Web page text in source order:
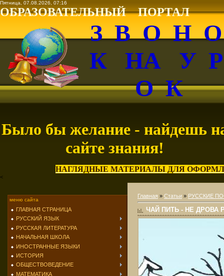
Пятница, 07.08.2026, 07:16
ОБРАЗОВАТЕЛЬНЫЙ ПОРТАЛ
З В О Н
К НА У
О К
Было бы желание - найдешь
сайте знания!
НАГЛЯДНЫЕ МАТЕРИАЛЫ ДЛЯ
<
меню сайта
ГЛАВНАЯ СТРАНИЦА
РУССКИЙ ЯЗЫК
РУССКАЯ ЛИТЕРАТУРА
НАЧАЛЬНАЯ ШКОЛА
ИНОСТРАННЫЕ ЯЗЫКИ
ИСТОРИЯ
ОБЩЕСТВОВЕДЕНИЕ
МАТЕМАТИКА
Главная » Статьи » РУССКИЕ
ЧАЙ ПИТЬ - НЕ ДРОВА